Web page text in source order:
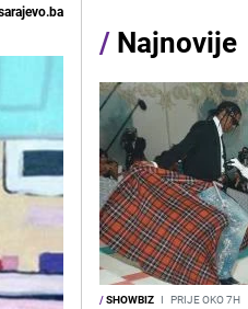
/ Najnovije
/SHOWBIZ I PRIJE OKO 7H